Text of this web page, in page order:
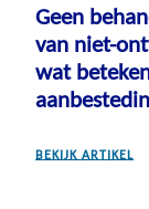
Geen
van niet-
wat
BEKIJK ARTIKEL